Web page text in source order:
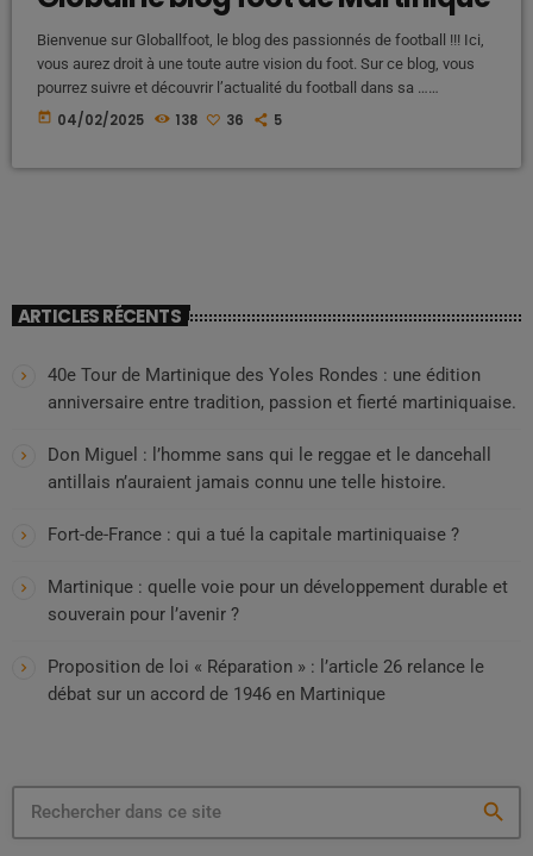
Bienvenue sur Globallfoot, le blog des passionnés de football !!! Ici,
vous aurez droit à une toute autre vision du foot. Sur ce blog, vous
pourrez suivre et découvrir l’actualité du football dans sa …
https://globallfoot.com/
today 04/02/2025 138 36 5
ARTICLES RÉCENTS
40e Tour de Martinique des Yoles Rondes : une édition
anniversaire entre tradition, passion et fierté martiniquaise.
Don Miguel : l’homme sans qui le reggae et le dancehall
antillais n’auraient jamais connu une telle histoire.
Fort-de-France : qui a tué la capitale martiniquaise ?
Martinique : quelle voie pour un développement durable et
souverain pour l’avenir ?
Proposition de loi « Réparation » : l’article 26 relance le
débat sur un accord de 1946 en Martinique
search